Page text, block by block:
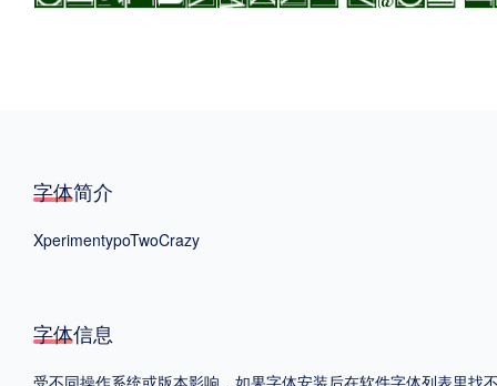
.TTF
中国大陆
字体简介
XperimentypoTwoCrazy
字体信息
受不同操作系统或版本影响，如果字体安装后在软件字体列表里